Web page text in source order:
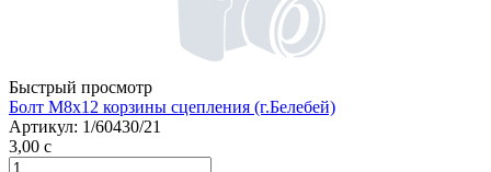
Быстрый просмотр
Болт М8х12 корзины сцепления (г.Белебей)
Артикул: 1/60430/21
3,00 c